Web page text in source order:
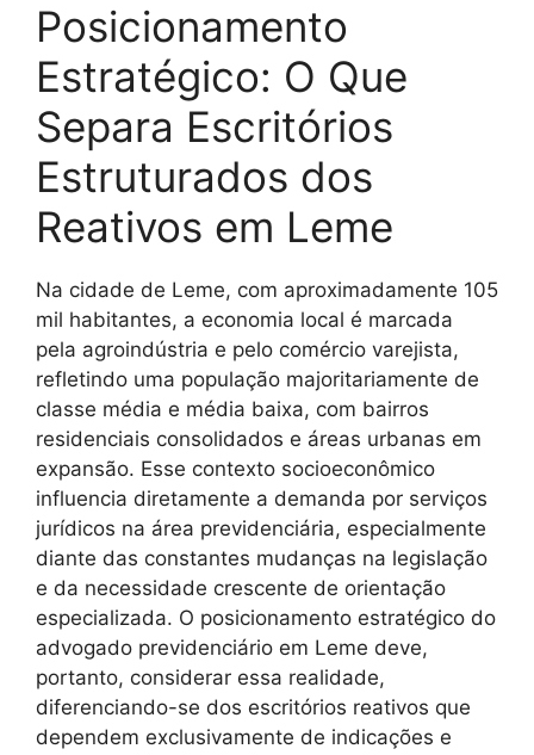
Posicionamento
Estratégico: O Que
Separa Escritórios
Estruturados dos
Reativos em Leme
Na cidade de Leme, com aproximadamente 105
mil habitantes, a economia local é marcada
pela agroindústria e pelo comércio varejista,
refletindo uma população majoritariamente de
classe média e média baixa, com bairros
residenciais consolidados e áreas urbanas em
expansão. Esse contexto socioeconômico
influencia diretamente a demanda por serviços
jurídicos na área previdenciária, especialmente
diante das constantes mudanças na legislação
e da necessidade crescente de orientação
especializada. O posicionamento estratégico do
advogado previdenciário em Leme deve,
portanto, considerar essa realidade,
diferenciando-se dos escritórios reativos que
dependem exclusivamente de indicações e